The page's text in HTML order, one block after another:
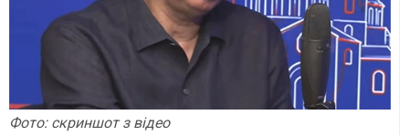
Фото: скриншот з відео